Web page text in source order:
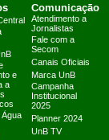
e
a
Comunicação
Atendimento a
Jornalistas
Fale com a
Secom
Canais Oficiais
Marca UnB
Campanha
Institucional
2025
Planner 2024
UnB TV